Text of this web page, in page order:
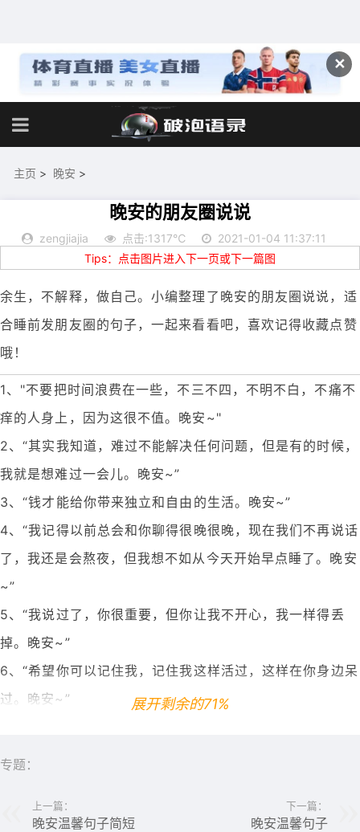
✕
主页 > 晚安 >
晚安的朋友圈说说
zengjiajia 点击:1317℃
2021-01-04 11:37:11
Tips：点击图片进入下一页或下一篇图
余生，不解释，做自己。小编整理了晚安的朋友圈说说，适
合睡前发朋友圈的句子，一起来看看吧，喜欢记得收藏点赞
哦！
1、"不要把时间浪费在一些，不三不四，不明不白，不痛不
痒的人身上，因为这很不值。晚安~"
2、“其实我知道，难过不能解决任何问题，但是有的时候，
我就是想难过一会儿。晚安~”
3、“钱才能给你带来独立和自由的生活。晚安~”
4、“我记得以前总会和你聊得很晚很晚，现在我们不再说话
了，我还是会熬夜，但我想不如从今天开始早点睡了。晚安
~”
5、“我说过了，你很重要，但你让我不开心，我一样得丢
掉。晚安~”
6、“希望你可以记住我，记住我这样活过，这样在你身边呆
过。晚安~”
滥的快餐式爱情，真正缺少的，是爱情里最不该缺失的那份
8、“支撑我前进的五大期盼：等外卖，等下班，等周五，等
展开剩余的71%
专题：
上一篇：
晚安温馨句子简短
下一篇：
晚安温馨句子